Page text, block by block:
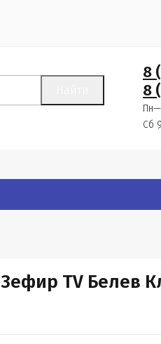
8
8
Сб
Зефир TV Белев